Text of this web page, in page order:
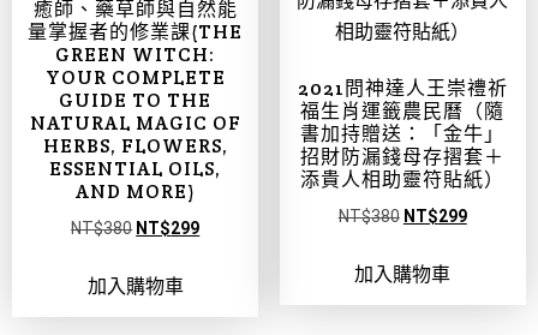
癒師、藥草師與自然能
量掌握者的修業課(THE
GREEN WITCH:
YOUR COMPLETE
GUIDE TO THE
NATURAL MAGIC OF
HERBS, FLOWERS,
ESSENTIAL OILS,
AND MORE)
NT$380 NT$299
加入購物車
2021問神達人王崇禮祈
福生肖運籤農民曆（隨
書加持贈送：「金牛」
招財防漏錢母存摺套＋
添貴人相助靈符貼紙）
NT$380 NT$299
加入購物車